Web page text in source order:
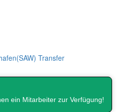
ein Mitarbeiter zur Verfügung!
Transfer
Sok. No:16.